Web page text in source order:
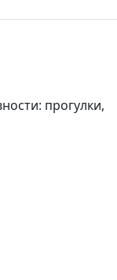
прогулки,